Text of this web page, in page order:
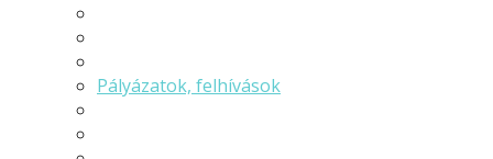
Pályázatok, felhívások